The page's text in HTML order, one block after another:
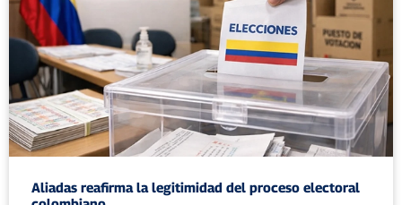
Aliadas reafirma la legitimidad del proceso electoral